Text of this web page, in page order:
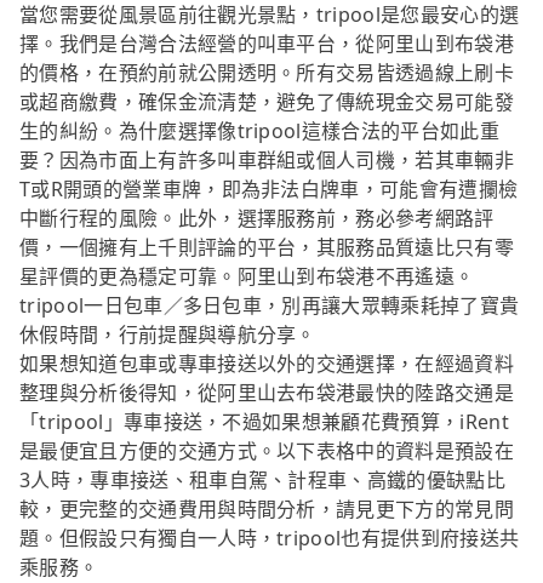
當您需要從風景區前往觀光景點，tripool是您最安心的選
擇。我們是台灣合法經營的叫車平台，從阿里山到布袋港
的價格，在預約前就公開透明。所有交易皆透過線上刷卡
或超商繳費，確保金流清楚，避免了傳統現金交易可能發
生的糾紛。為什麼選擇像tripool這樣合法的平台如此重
要？因為市面上有許多叫車群組或個人司機，若其車輛非
T或R開頭的營業車牌，即為非法白牌車，可能會有遭攔檢
中斷行程的風險。此外，選擇服務前，務必參考網路評
價，一個擁有上千則評論的平台，其服務品質遠比只有零
星評價的更為穩定可靠。阿里山到布袋港不再遙遠。
tripool一日包車／多日包車，別再讓大眾轉乘耗掉了寶貴
休假時間，行前提醒與導航分享。
如果想知道包車或專車接送以外的交通選擇，在經過資料
整理與分析後得知，從阿里山去布袋港最快的陸路交通是
「tripool」專車接送，不過如果想兼顧花費預算，iRent
是最便宜且方便的交通方式。以下表格中的資料是預設在
3人時，專車接送、租車自駕、計程車、高鐵的優缺點比
較，更完整的交通費用與時間分析，請見更下方的常見問
題。但假設只有獨自一人時，tripool也有提供到府接送共
乘服務。